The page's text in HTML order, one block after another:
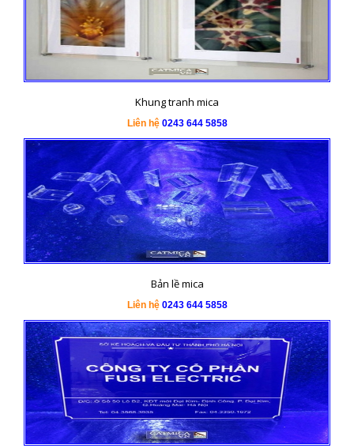
Khung tranh mica
Liên hệ 0243 644 5858
Bản lề mica
Liên hệ 0243 644 5858